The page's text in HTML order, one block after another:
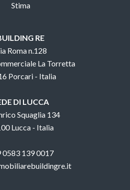
Stima
RE
Roma n.128
La Torretta
Porcari - Italia
DI LUCCA
Squaglia 134
Lucca - Italia
0583 139 0017